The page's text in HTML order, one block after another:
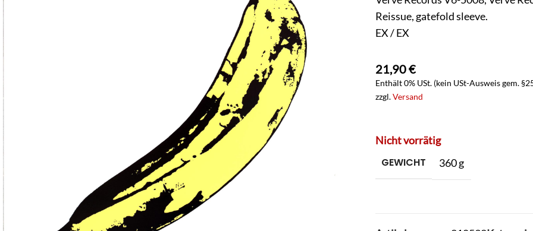
Reissue, gatefold sleeve.
EX / EX
21,90€
Enthält 0% USt. (kein USt-Ausweis gem.
zzgl.Versand
Nicht vorrätig
GEWICHT 360 g